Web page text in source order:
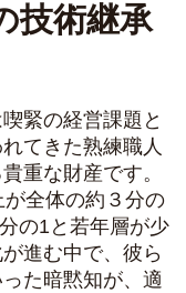
技術継承
緊の経営課題と
てきた熟練職人
重な財産です。
全体の約３分の
の1と若年層が少
進む中で、彼ら
た暗黙知が、適